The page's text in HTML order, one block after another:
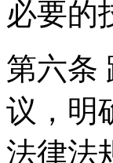
必要的
第六条
议，明
法律法